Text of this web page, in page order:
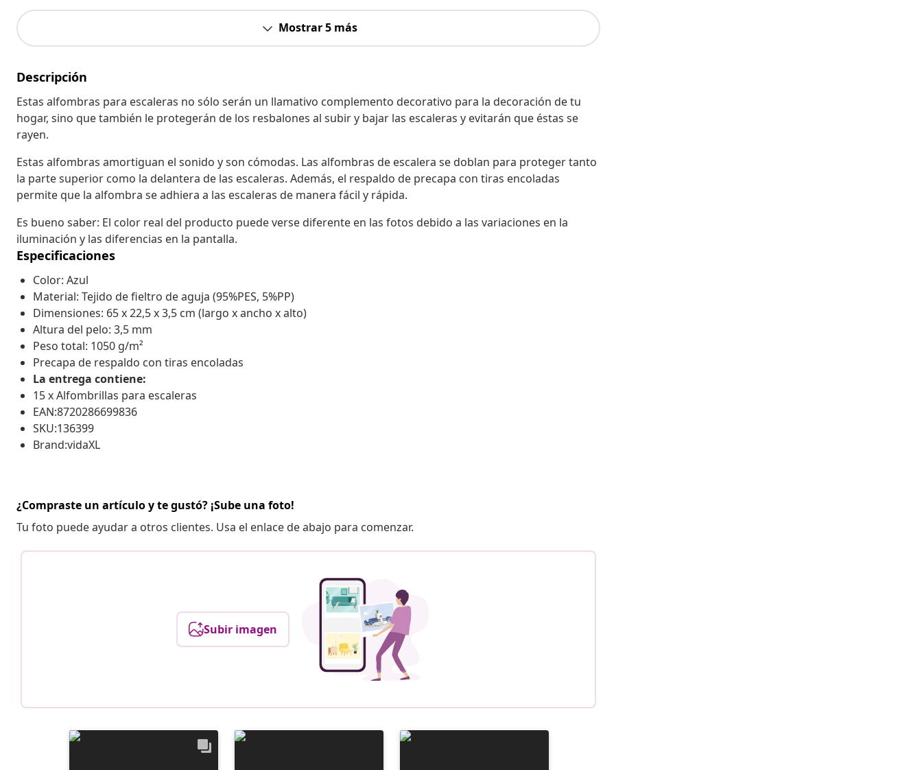
Mostrar 5 más
Descripción
Estas alfombras para escaleras no sólo serán un llamativo complemento decorativo para la decoración de tu
hogar, sino que también le protegerán de los resbalones al subir y bajar las escaleras y evitarán que éstas se
rayen.
Estas alfombras amortiguan el sonido y son cómodas. Las alfombras de escalera se doblan para proteger tanto
la parte superior como la delantera de las escaleras. Además, el respaldo de precapa con tiras encoladas
permite que la alfombra se adhiera a las escaleras de manera fácil y rápida.
Es bueno saber: El color real del producto puede verse diferente en las fotos debido a las variaciones en la
iluminación y las diferencias en la pantalla.
Especificaciones
Color: Azul
Material: Tejido de fieltro de aguja (95%PES, 5%PP)
Dimensiones: 65 x 22,5 x 3,5 cm (largo x ancho x alto)
Altura del pelo: 3,5 mm
Peso total: 1050 g/m²
Precapa de respaldo con tiras encoladas
La entrega contiene:
15 x Alfombrillas para escaleras
EAN:8720286699836
SKU:136399
Brand:vidaXL
¿Compraste un artículo y te gustó? ¡Sube una foto!
Tu foto puede ayudar a otros clientes. Usa el enlace de abajo para comenzar.
Subir imagen